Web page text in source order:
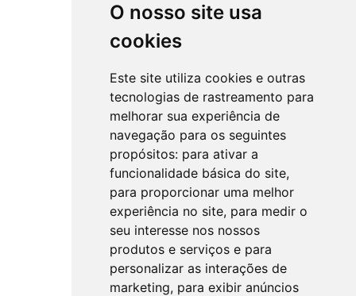
O nosso site usa
cookies
Este site utiliza cookies e outras
tecnologias de rastreamento para
melhorar sua experiência de
navegação para os seguintes
propósitos: para ativar a
funcionalidade básica do site,
para proporcionar uma melhor
experiência no site, para medir o
seu interesse nos nossos
produtos e serviços e para
personalizar as interações de
marketing, para exibir anúncios